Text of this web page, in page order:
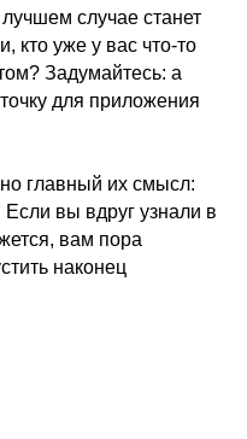
случае станет
кто уже у вас что-то
Задумайтесь: а
для приложения
главный их смысл:
Если вы вдруг узнали в
вам пора
наконец